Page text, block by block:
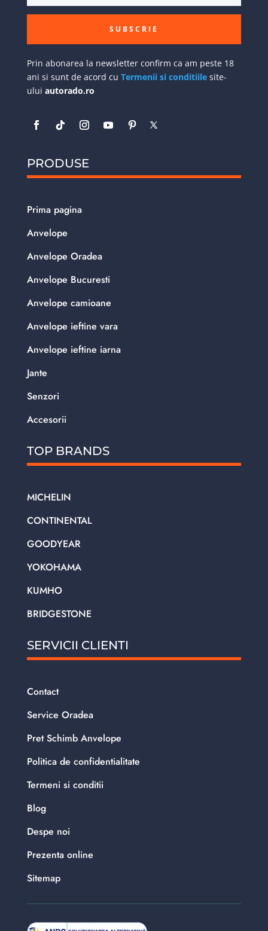
SUBSCRIE
Prin abonarea la newsletter confirm ca am peste 18
ani si sunt de acord cu Termenii si conditiilesite-
ului autorado.ro
PRODUSE
Prima pagina
Anvelope
Anvelope Oradea
Anvelope Bucuresti
Anvelope camioane
Anvelope ieftine vara
Anvelope ieftine iarna
Jante
Senzori
Accesorii
TOP BRANDS
MICHELIN
CONTINENTAL
GOODYEAR
YOKOHAMA
KUMHO
BRIDGESTONE
SERVICII CLIENTI
Contact
Service Oradea
Pret Schimb Anvelope
Politica de confidentialitate
Termeni si conditii
Blog
Despe noi
Prezenta online
Sitemap